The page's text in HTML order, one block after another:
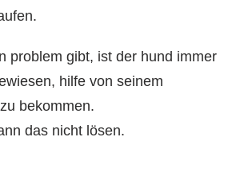
problem gibt, ist der hund immer
hilfe von seinem
bekommen.
das nicht lösen.